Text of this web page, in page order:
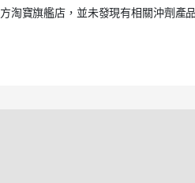
淘寶旗艦店，並未發現有相關沖劑